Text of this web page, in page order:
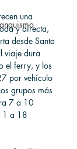
una
y directa,
desde Santa
viaje dura
el ferry, y los
por vehículo
grupos más
7 a 10
a 18